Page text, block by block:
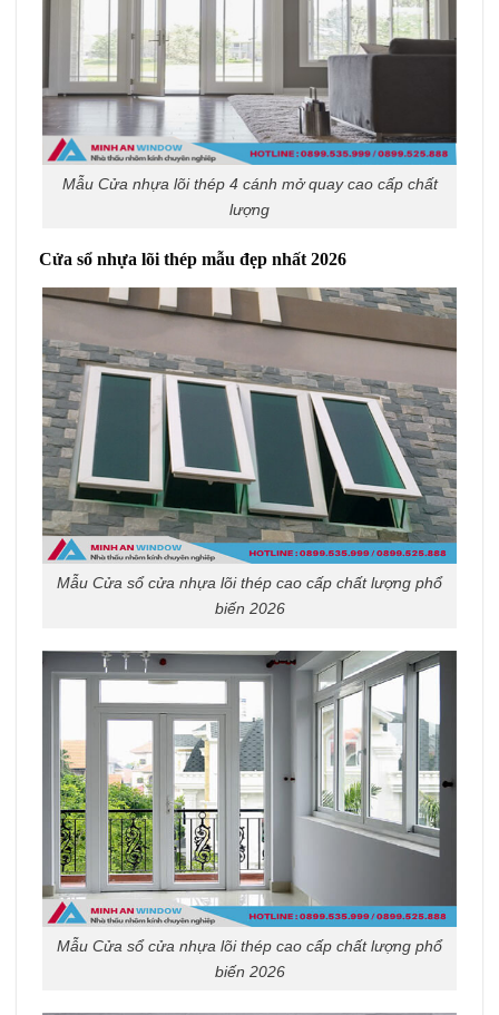
Mẫu Cửa nhựa lõi thép 4 cánh mở quay cao cấp chất
lượng
Cửa sổ nhựa lõi thép mẫu đẹp nhất 2026
Mẫu Cửa sổ cửa nhựa lõi thép cao cấp chất lượng phổ
biến 2026
Mẫu Cửa sổ cửa nhựa lõi thép cao cấp chất lượng phổ
biến 2026